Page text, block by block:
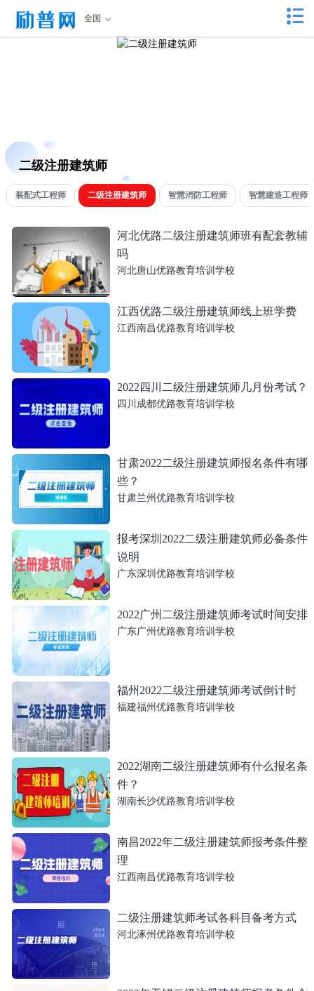
全国
二级注册建筑师
装配式工程师 二级注册建筑师 智慧消防工程师 智慧建造工程师
河北优路二级注册建筑师班有配套教辅
吗
河北唐山优路教育培训学校
江西优路二级注册建筑师线上班学费
江西南昌优路教育培训学校
2022四川二级注册建筑师几月份考试？
四川成都优路教育培训学校
甘肃2022二级注册建筑师报名条件有哪
些？
甘肃兰州优路教育培训学校
报考深圳2022二级注册建筑师必备条件
说明
广东深圳优路教育培训学校
2022广州二级注册建筑师考试时间安排
广东广州优路教育培训学校
福州2022二级注册建筑师考试倒计时
福建福州优路教育培训学校
2022湖南二级注册建筑师有什么报名条
件？
湖南长沙优路教育培训学校
南昌2022年二级注册建筑师报考条件整
理
江西南昌优路教育培训学校
二级注册建筑师考试各科目备考方式
河北涿州优路教育培训学校